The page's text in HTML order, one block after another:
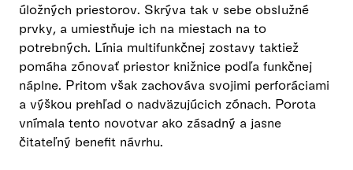
úložných priestorov. Skrýva tak v sebe obslužné
prvky, a umiestňuje ich na miestach na to
potrebných. Línia multifunkčnej zostavy taktiež
pomáha zónovať priestor knižnice podľa funkčnej
náplne. Pritom však zachováva svojimi perforáciami
a výškou prehľad o nadväzujúcich zónach. Porota
vnímala tento novotvar ako zásadný a jasne
čitateľný benefit návrhu.